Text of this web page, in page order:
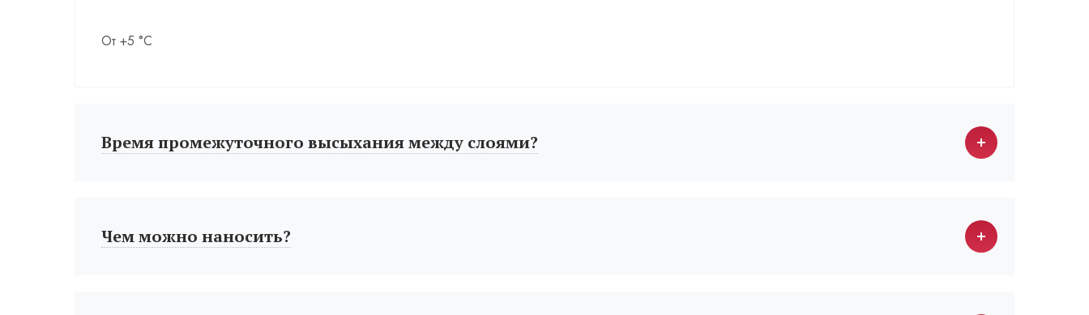
От +5 °С
Время промежуточного высыхания между слоями?
Чем можно наносить?